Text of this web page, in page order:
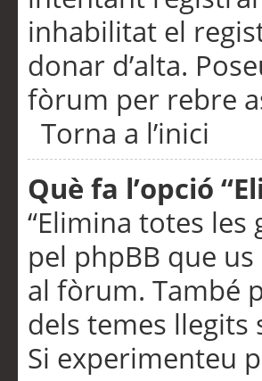
inhabilitat el
donar d’alta.
fòrum per rebre
Torna a l’inici
Què fa l’opció
“Elimina totes les
pel phpBB que
al fòrum. També
dels temes
Si experimenteu